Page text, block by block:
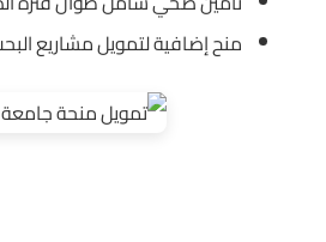
منح إضافية لتمويل مشاريع